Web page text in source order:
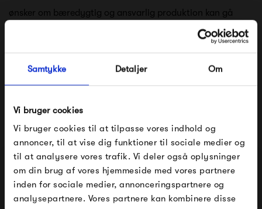
Samtykke Detaljer Om
Vi bruger cookies
Vi bruger cookies til at tilpasse vores indhold og
annoncer, til at vise dig funktioner til sociale medier og
til at analysere vores trafik. Vi deler også oplysninger
om din brug af vores hjemmeside med vores partnere
inden for sociale medier, annonceringspartnere og
analysepartnere. Vores partnere kan kombinere disse
ønsker om bæredygtig og ansvarlig produktion kan gå
hånd i hånd med æstetik og multifunktionelt design. Træet
der bliver brugt, er resttræ fra større produktioner –
kvalitetstræ, der ellers ikke ville blive brugt.
For at sikre og understøtte produktsstyrken på de danske
snedkerier, produceres de forskellige dele til systemet i
overskudstiden, dvs. der hvor der ellers ikke ville være
noget at lave, således at arbejdstiden udnyttes bedst
muligt.FÅ 10% PÅ DIN NÆSTE ORDRE
Indtast din e-mail, så sender vi rabatkoden til dig på